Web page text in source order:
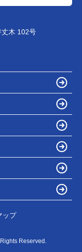
木 102号
ップ
Reserved.